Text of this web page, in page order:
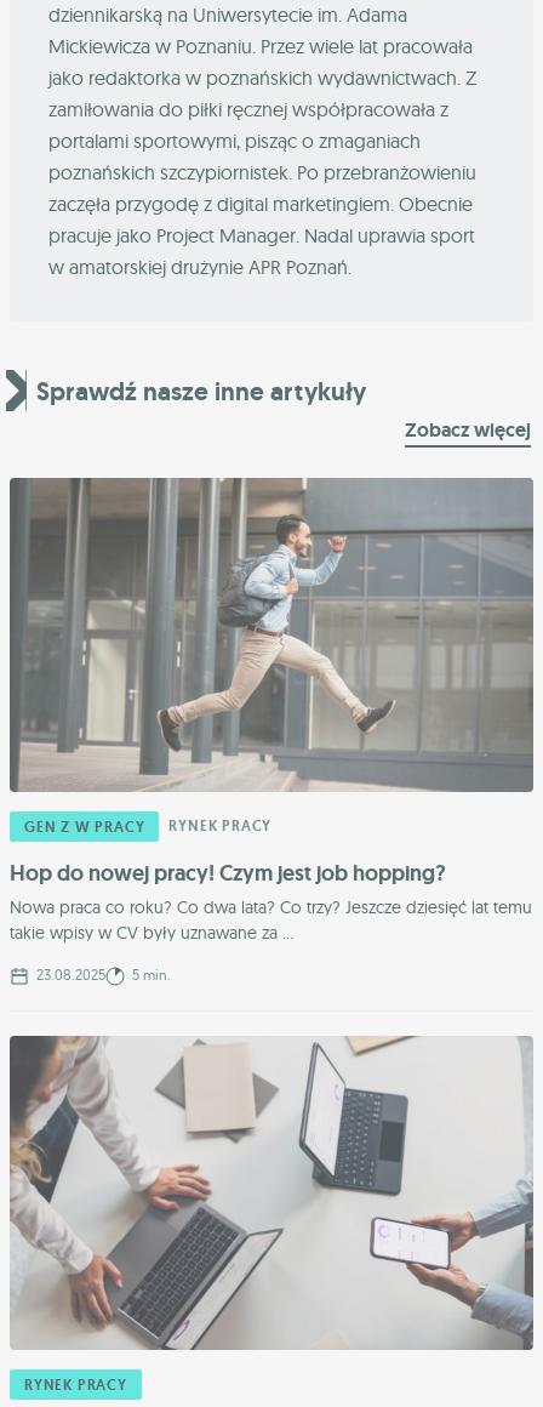
dziennikarską na Uniwersytecie im. Adama
Mickiewicza w Poznaniu. Przez wiele lat pracowała
jako redaktorka w poznańskich wydawnictwach. Z
zamiłowania do piłki ręcznej współpracowała z
portalami sportowymi, pisząc o zmaganiach
poznańskich szczypiornistek. Po przebranżowieniu
zaczęła przygodę z digital marketingiem. Obecnie
pracuje jako Project Manager. Nadal uprawia sport
w amatorskiej drużynie APR Poznań.
Sprawdź nasze inne artykuły
Zobacz więcej
GEN Z W PRACY RYNEK PRACY
Hop do nowej pracy! Czym jest job hopping?
Nowa praca co roku? Co dwa lata? Co trzy? Jeszcze dziesięć lat temu
takie wpisy w CV były uznawane za ...
23.08.2025 5 min.
RYNEK PRACY